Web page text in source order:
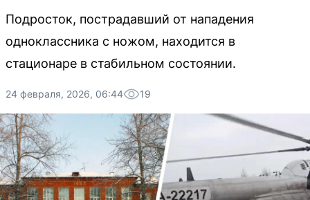
Подросток, пострадавший от нападения
одноклассника с ножом, находится в
стационаре в стабильном состоянии.
24 февраля, 2026, 06:44 19